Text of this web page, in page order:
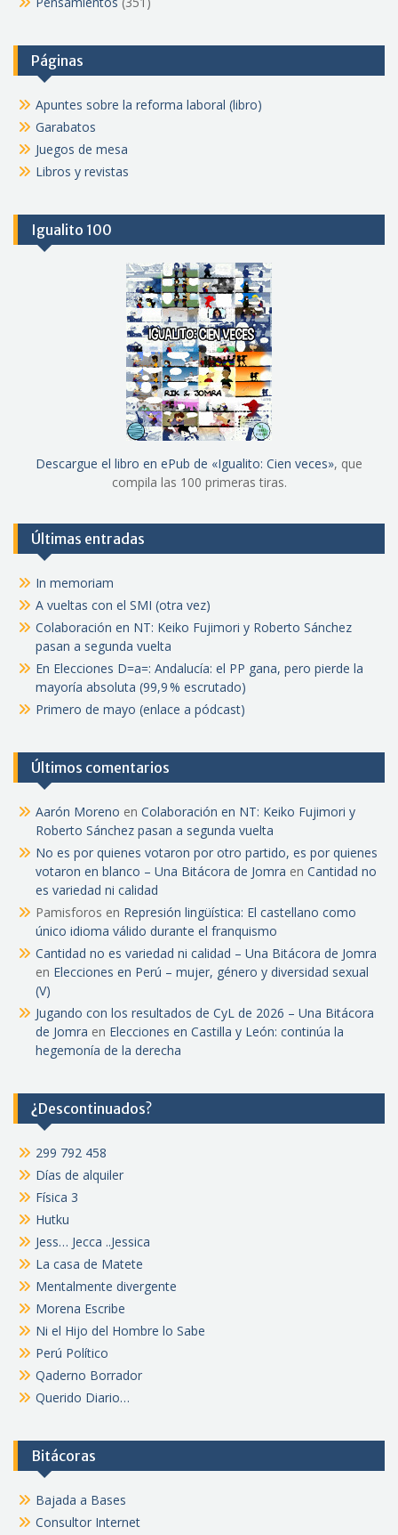
Páginas
Apuntes sobre la reforma laboral (libro)
Garabatos
Juegos de mesa
Libros y revistas
Igualito 100
Descargue el libro en ePub de «Igualito: Cien veces», que
compila las 100 primeras tiras.
Últimas entradas
In memoriam
A vueltas con el SMI (otra vez)
Colaboración en NT: Keiko Fujimori y Roberto Sánchez
pasan a segunda vuelta
En Elecciones D=a=: Andalucía: el PP gana, pero pierde la
mayoría absoluta (99,9 % escrutado)
Primero de mayo (enlace a pódcast)
Últimos comentarios
Aarón Moreno en Colaboración en NT: Keiko Fujimori y
Roberto Sánchez pasan a segunda vuelta
No es por quienes votaron por otro partido, es por quienes
votaron en blanco – Una Bitácora de Jomra en Cantidad no
es variedad ni calidad
Pamisforos en Represión lingüística: El castellano como
único idioma válido durante el franquismo
Cantidad no es variedad ni calidad – Una Bitácora de Jomra
en Elecciones en Perú – mujer, género y diversidad sexual
(V)
Jugando con los resultados de CyL de 2026 – Una Bitácora
de Jomra en Elecciones en Castilla y León: continúa la
hegemonía de la derecha
¿Descontinuados?
299 792 458
Días de alquiler
Física 3
Hutku
Jess… Jecca ..Jessica
La casa de Matete
Mentalmente divergente
Morena Escribe
Ni el Hijo del Hombre lo Sabe
Perú Político
Qaderno Borrador
Querido Diario…
Bitácoras
Bajada a Bases
Consultor Internet